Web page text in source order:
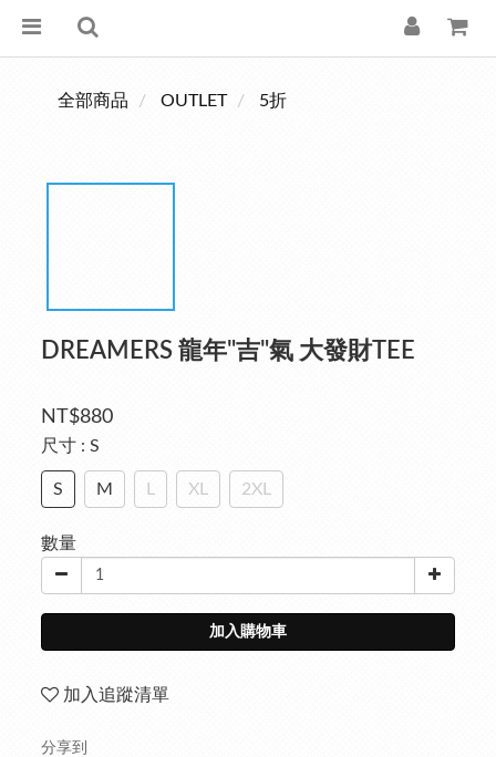
全部商品 OUTLET 5折
DREAMERS 龍年"吉"氣 大發財TEE
NT$880
尺寸 : S
S M XL 2XL
數量
加入購物車
加入追蹤清單
分享到